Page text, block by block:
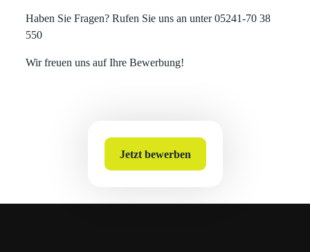
Haben Sie Fragen? Rufen Sie uns an unter 05241-70 38
550
Wir freuen uns auf Ihre Bewerbung!
Jetzt bewerben